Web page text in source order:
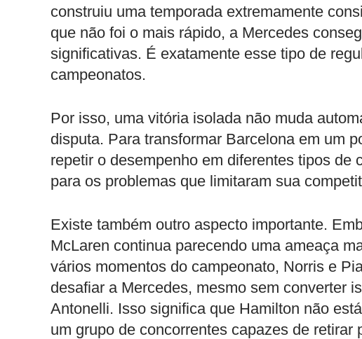
construiu uma temporada extremamente
que não foi o mais rápido, a Mercedes
significativas. É exatamente esse tipo de
campeonatos.
Por isso, uma vitória isolada não muda
disputa. Para transformar Barcelona em um
repetir o desempenho em diferentes tipos
para os problemas que limitaram sua
Existe também outro aspecto importante.
McLaren continua parecendo uma ameaça
vários momentos do campeonato, Norris e
desafiar a Mercedes, mesmo sem converter
Antonelli. Isso significa que Hamilton não
um grupo de concorrentes capazes de